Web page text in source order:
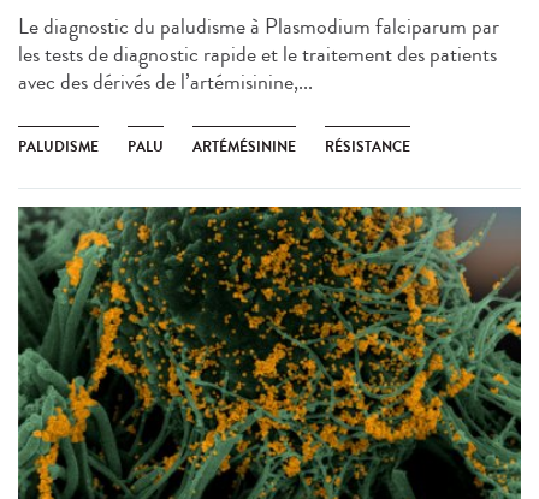
Le diagnostic du paludisme à Plasmodium falciparum par
les tests de diagnostic rapide et le traitement des patients
avec des dérivés de l’artémisinine,...
PALUDISME PALU ARTÉMÉSININE RÉSISTANCE